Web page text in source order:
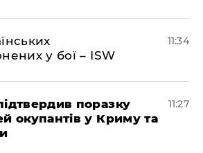
у бої – ISW
11:34
поразку
окупантів у Криму та
11:27